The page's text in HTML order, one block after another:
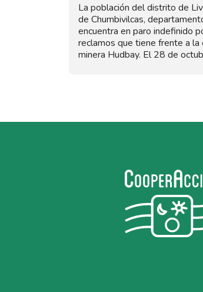
La población del distrito de
de Chumbivilcas,
encuentra en paro indefinido
reclamos que tiene frente a la
minera Hudbay. El 28 de